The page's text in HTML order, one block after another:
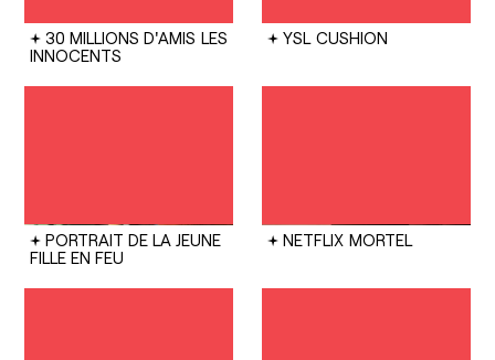
30 MILLIONS D'AMIS LES
INNOCENTS
YSL CUSHION
PORTRAIT DE LA JEUNE
FILLE EN FEU
NETFLIX MORTEL